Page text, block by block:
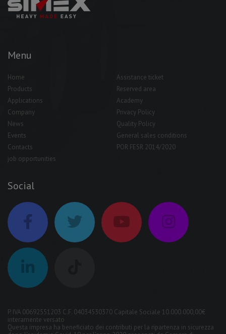
Menu
Home
Products
Applications
Company
News
Events
Contacts
job opportunities
Assistance ticket
Reserved area
Academy
Privacy Policy
Quality Policy
General sales conditions
POR FESR 2014/2020
Social
P. IVA 00692551203 C.F. 04034530370 Capitale Sociale 10.000.000,00€
interamente versato
Questa impresa ha beneficiato dei contributi per la ripartenza in sicurezza